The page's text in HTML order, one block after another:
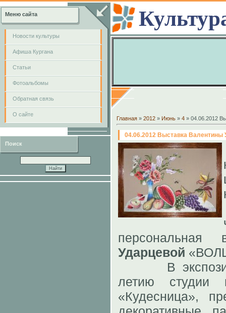
Меню сайта
Новости культуры
Афиша Кургана
Cтатьи
Фотоальбомы
Обратная связь
О сайте
Поиск
Главная » 2012 » Июнь » 4 » 04.06.2012
04.06.2012 Выставка
персональная
Ударцевой
В
летию студии
«Кудесница»,